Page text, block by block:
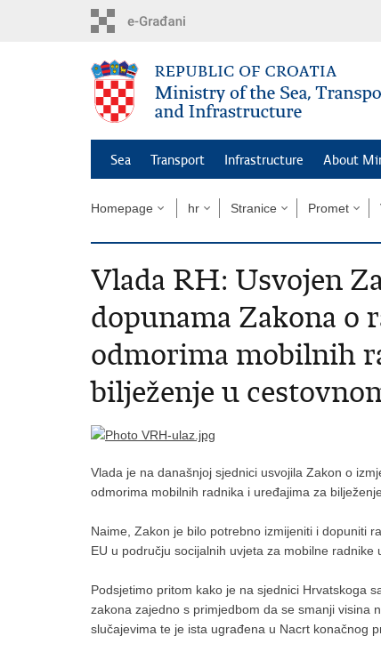
Sea Transport Infrastructure About
Homepage hr Stranice Promet
Vlada RH: Usvojen
dopunama Zakona o
odmorima mobilnih
bilježenje u
Vlada je na današnjoj sjednici usvojila Zakon o
odmorima mobilnih radnika i uređajima za
Naime, Zakon je bilo potrebno izmijeniti i dopuniti
EU u području socijalnih uvjeta za mobilne
Podsjetimo pritom kako je na sjednici Hrvatskoga
zakona zajedno s primjedbom da se smanji visina
slučajevima te je ista ugrađena u Nacrt konačnog